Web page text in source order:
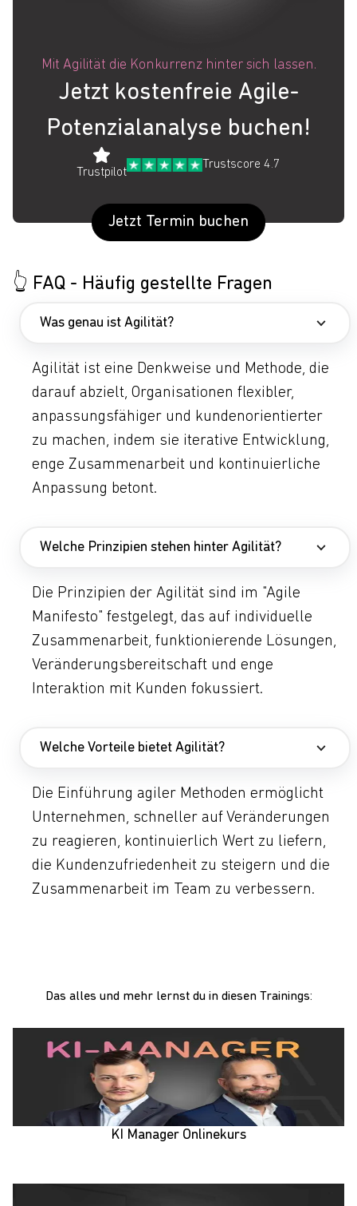
Mit Agilität die Konkurrenz hinter sich lassen.
Jetzt kostenfreie Agile-
Potenzialanalyse buchen!
Trustpilot
Trustscore 4.7
Jetzt Termin buchen
👆 FAQ - Häufig gestellte Fragen
Was genau ist Agilität?
Agilität ist eine Denkweise und Methode, die
darauf abzielt, Organisationen flexibler,
anpassungsfähiger und kundenorientierter
zu machen, indem sie iterative Entwicklung,
enge Zusammenarbeit und kontinuierliche
Anpassung betont.
Welche Prinzipien stehen hinter Agilität?
Die Prinzipien der Agilität sind im "Agile
Manifesto" festgelegt, das auf individuelle
Zusammenarbeit, funktionierende Lösungen,
Veränderungsbereitschaft und enge
Interaktion mit Kunden fokussiert.
Welche Vorteile bietet Agilität?
Die Einführung agiler Methoden ermöglicht
Unternehmen, schneller auf Veränderungen
zu reagieren, kontinuierlich Wert zu liefern,
die Kundenzufriedenheit zu steigern und die
Zusammenarbeit im Team zu verbessern.
Das alles und mehr lernst du in diesen Trainings:
KI Manager Onlinekurs